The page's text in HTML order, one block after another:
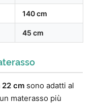
140 cm
45 cm
22 cm sono adatti al
materasso più